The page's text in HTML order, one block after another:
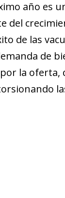
año es
del
de las
de
la oferta,